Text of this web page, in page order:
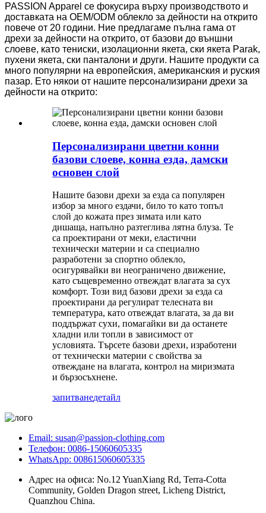
PASSION Apparel се фокусира върху производството и
доставката на OEM/ODM облекло за дейности на открито
повече от 20 години. Ние предлагаме пълна гама от
дрехи за дейности на открито, от базови до външни
слоеве, като тениски, изолационни якета, ски якета Parak,
пухени якета, ски панталони и други. Нашите продукти са
много популярни на европейския, американския и руския
пазар. Ето някои от нашите персонализирани дрехи за
дейности на открито:
Персонализирани цветни конни
базови слоеве, конна езда, дамски
основен слой
Нашите базови дрехи за езда са популярен
избор за много ездачи, било то като топъл
слой до кожата през зимата или като
дишаща, напълно разтеглива лятна блуза. Те
са проектирани от меки, еластични
технически материи и са специално
разработени за спортно облекло,
осигурявайки ви неограничено движение,
като същевременно отвеждат влагата за сух
комфорт. Този вид базови дрехи за езда са
проектирани да регулират телесната ви
температура, като отвеждат влагата, за да ви
поддържат сухи, помагайки ви да останете
хладни или топли в зависимост от
условията. Търсете базови дрехи, изработени
от технически материи с свойства за
отвеждане на влагата, контрол на миризмата
и бързосъхнене.
запитванедетайл
Email: susan@passion-clothing.com
Телефон: 0086-15060605335
WhatsApp: 008615060605335
Адрес на офиса: No.12 YuanXiang Rd, Terra-Cotta
Community, Golden Dragon street, Licheng District,
Quanzhou China.